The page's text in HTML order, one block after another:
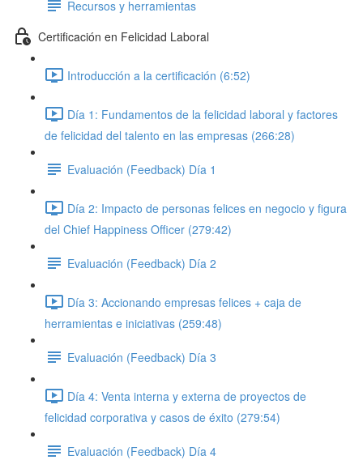
Recursos y herramientas
Certificación en Felicidad Laboral
Introducción a la certificación (6:52)
Día 1: Fundamentos de la felicidad laboral y factores
de felicidad del talento en las empresas (266:28)
Evaluación (Feedback) Día 1
Día 2: Impacto de personas felices en negocio y figura
del Chief Happiness Officer (279:42)
Evaluación (Feedback) Día 2
Día 3: Accionando empresas felices + caja de
herramientas e iniciativas (259:48)
Evaluación (Feedback) Día 3
Día 4: Venta interna y externa de proyectos de
felicidad corporativa y casos de éxito (279:54)
Evaluación (Feedback) Día 4